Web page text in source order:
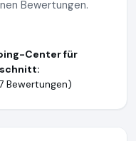
Bewertungen.
Center für
Bewertungen)